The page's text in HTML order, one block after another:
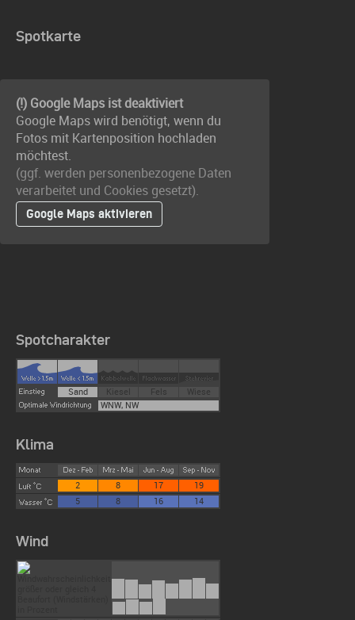
Spotkarte
(!) Google Maps ist deaktiviert
Google Maps wird benötigt, wenn du
Fotos mit Kartenposition hochladen
möchtest.
(ggf. werden personen­bezogene Daten
verarbeitet und Cookies gesetzt).
Google Maps aktivieren
Spotcharakter
Sand Kiesel Fels
Wiese
WNW, NW
Klima
2 8 17
19
5
8 16 14
Wind